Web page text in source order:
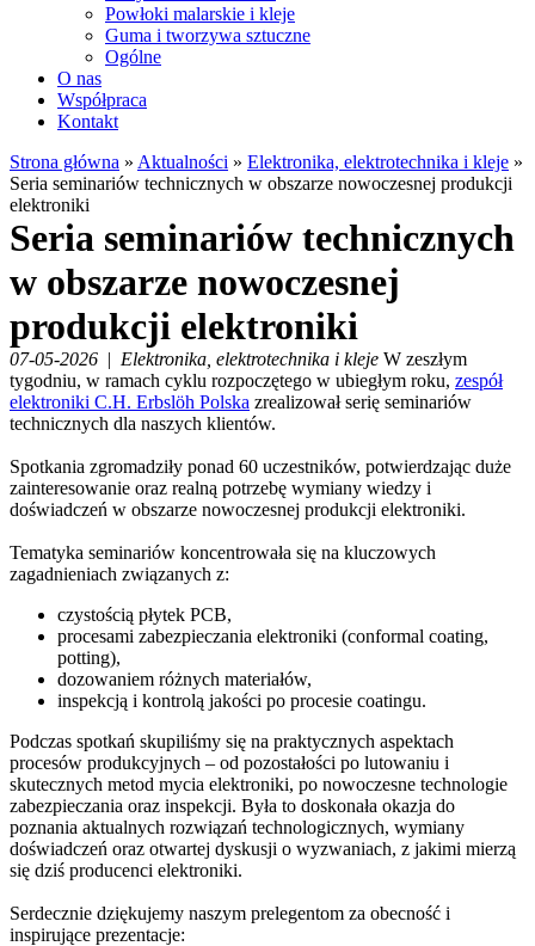
Powłoki malarskie i kleje
Guma i tworzywa sztuczne
Ogólne
O nas
Współpraca
Kontakt
Strona główna » Aktualności » Elektronika, elektrotechnika i kleje »
Seria seminariów technicznych w obszarze nowoczesnej produkcji
elektroniki
Seria seminariów technicznych
w obszarze nowoczesnej
produkcji elektroniki
07-05-2026 | Elektronika, elektrotechnika i kleje W zeszłym
tygodniu, w ramach cyklu rozpoczętego w ubiegłym roku, zespół
elektroniki C.H. Erbslöh Polska zrealizował serię seminariów
technicznych dla naszych klientów.
Spotkania zgromadziły ponad 60 uczestników, potwierdzając duże
zainteresowanie oraz realną potrzebę wymiany wiedzy i
doświadczeń w obszarze nowoczesnej produkcji elektroniki.
Tematyka seminariów koncentrowała się na kluczowych
zagadnieniach związanych z:
czystością płytek PCB,
procesami zabezpieczania elektroniki (conformal coating,
potting),
dozowaniem różnych materiałów,
inspekcją i kontrolą jakości po procesie coatingu.
Podczas spotkań skupiliśmy się na praktycznych aspektach
procesów produkcyjnych – od pozostałości po lutowaniu i
skutecznych metod mycia elektroniki, po nowoczesne technologie
zabezpieczania oraz inspekcji. Była to doskonała okazja do
poznania aktualnych rozwiązań technologicznych, wymiany
doświadczeń oraz otwartej dyskusji o wyzwaniach, z jakimi mierzą
się dziś producenci elektroniki.
Serdecznie dziękujemy naszym prelegentom za obecność i
inspirujące prezentacje: